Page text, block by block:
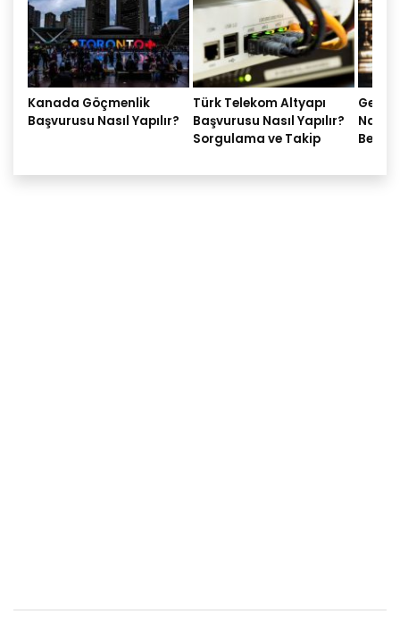
Kanada Göçmenlik
Başvurusu Nasıl Yapılır?
Türk Telekom Altyapı
Başvurusu Nasıl Yapılır?
Sorgulama ve Takip
Gelir
Nasıl